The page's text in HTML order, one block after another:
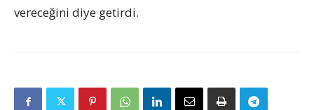
vereceğini diye getirdi.